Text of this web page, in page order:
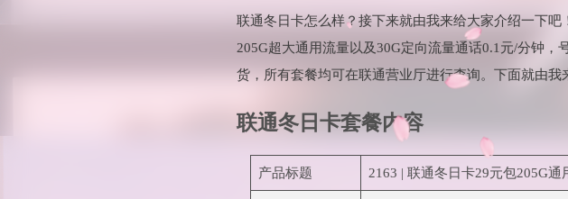
联通冬日卡怎么样？接下来就由我来给大家介绍一下
205G超大通用流量以及30G定向流量通话0.1元/分钟
货，所有套餐均可在联通营业厅进行查询。下面就由我
联通冬日卡套餐内容
产品标题 2163 | 联通冬日卡29元包205G